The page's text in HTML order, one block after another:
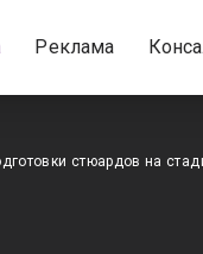
Реклама
стюардов на